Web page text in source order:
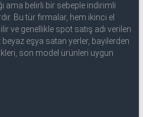
ama belirli bir sebeple indirimli
Bu tür firmalar, hem ikinci el
ve genellikle spot satış adı verilen
eşya satan yerler, bayilerden
son model ürünleri uygun